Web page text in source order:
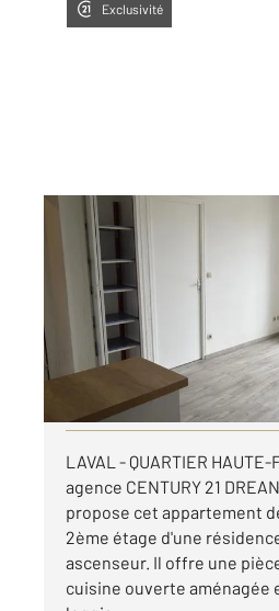
Exclusivité
LAVAL 53
38 m
, 2 pièces
Ref : 13157
Appartement à louer
487 €
par mois charges comprises
Visiter le site dédié
LAVAL - QUARTIER
agence CENTURY 21
propose cet appartement
2ème étage d'une
ascenseur. Il offre une
cuisine ouverte aménagée